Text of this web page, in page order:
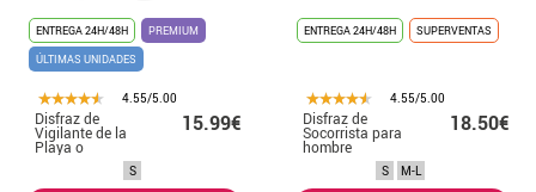
ENTREGA 24H/48H
PREMIUM
ÚLTIMAS UNIDADES
4.55/5.00
Disfraz de
Vigilante de la
Playa o
Socorrista para
15.99€
S
ENTREGA 24H/48H SUPERVENTAS
4.55/5.00
Disfraz de
Socorrista para
hombre
18.50€
S M-L